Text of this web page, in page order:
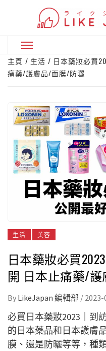
Primary
Menu
主頁 生活
日本藥妝必買
痛藥/護膚品/面膜/防曬
生活 美容
日本藥妝必買
開 日本止痛藥/
By LikeJapan 編輯部 / 2023-
必買日本藥妝2023｜到
的日本藥品和日本護膚
膜、還是防曬等等，種